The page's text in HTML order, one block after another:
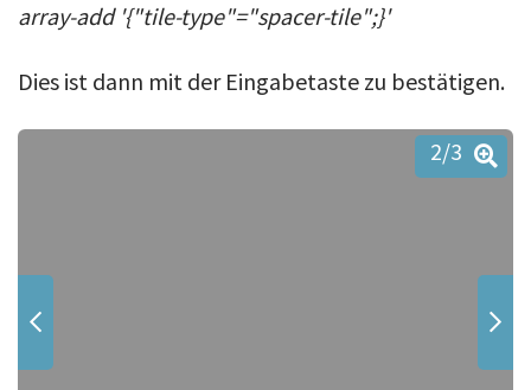
array-add '{"tile-type"="spacer-tile";}'
Dies ist dann mit der Eingabetaste zu bestätigen.
2/3